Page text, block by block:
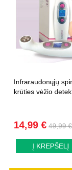
Infraraudonųjų
krūties vėžio
14,99 € 49,99 €
Į KREPŠELĮ